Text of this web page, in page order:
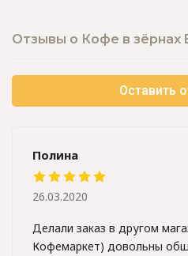
Отзывы о Кофе в зёрнах
Оставить
Полина
Делали заказ в другом
Кофемаркет) довольны
26.03.2020